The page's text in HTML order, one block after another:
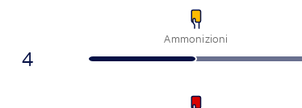
Ammonizioni
4